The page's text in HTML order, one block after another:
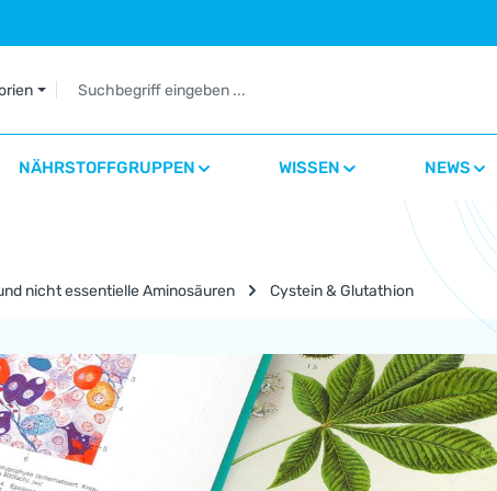
NÄHRSTOFFGRUPPEN WISSEN NEWS
nicht essentielle Aminosäuren Cystein & Glutathion